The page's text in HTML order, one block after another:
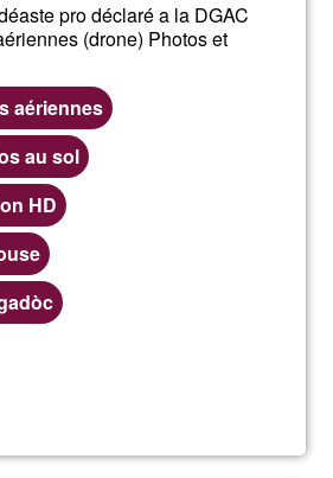
pro déclaré a la DGAC
(drone) Photos et
aériennes
au sol
HD